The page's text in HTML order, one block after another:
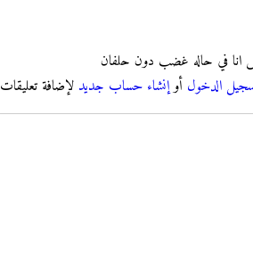
بس انا في حاله غضب دون حلفان
الدخول أوإنشاء حساب جديد لإضافة تعليقات